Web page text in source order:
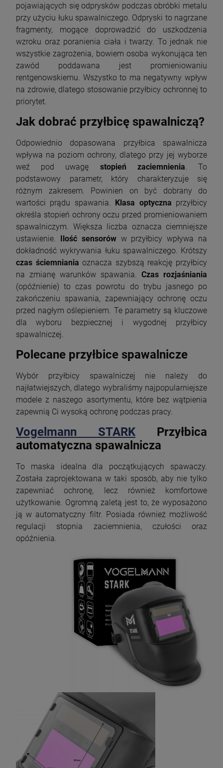
pojawiających się odprysków podczas obróbki metalu
przy użyciu łuku spawalniczego. Odpryski to nagrzane
fragmenty, mogące doprowadzić do uszkodzenia
wzroku oraz poranienia ciała i twarzy. To jednak nie
wszystkie zagrożenia, bowiem osoba wykonująca ten
zawód poddawana jest promieniowaniu
rentgenowskiemu. Wszystko to ma negatywny wpływ
na zdrowie, dlatego stosowanie przyłbicy ochronnej to
priorytet.
Jak dobrać przyłbicę spawalniczą?
Odpowiednio dopasowana przyłbica spawalnicza
wpływa na poziom ochrony, dlatego przy jej wyborze
weź pod uwagę stopień zaciemnienia . To
podstawowy parametr, który charakteryzuje się
różnym zakresem. Powinien on być dobrany do
wartości prądu spawania. Klasa optyczna przyłbicy
określa stopień ochrony oczu przed promieniowaniem
spawalniczym. Większa liczba oznacza ciemniejsze
ustawienie. Ilość sensorów w przyłbicy wpływa na
dokładność wykrywania łuku spawalniczego. Krótszy
czas ściemnianiaoznacza szybszą reakcję przyłbicy
na zmianę warunków spawania. Czas rozjaśniania
(opóźnienie) to czas powrotu do trybu jasnego po
zakończeniu spawania, zapewniający ochronę oczu
przed nagłym oślepieniem. Te parametry są kluczowe
dla wyboru bezpiecznej i wygodnej przyłbicy
spawalniczej.
Polecane przyłbice spawalnicze
Wybór przyłbicy spawalniczej nie należy do
najłatwiejszych, dlatego wybraliśmy najpopularniejsze
modele z naszego asortymentu, które bez wątpienia
zapewnią Ci wysoką ochronę podczas pracy.
Vogelmann STARK Przyłbica
automatyczna spawalnicza
To maska idealna dla początkujących spawaczy.
Została zaprojektowana w taki sposób, aby nie tylko
zapewniać ochronę, lecz również komfortowe
użytkowanie. Ogromną zaletą jest to, że wyposażono
ją w automatyczny filtr. Posiada również możliwość
regulacji stopnia zaciemnienia, czułości oraz
opóźnienia.